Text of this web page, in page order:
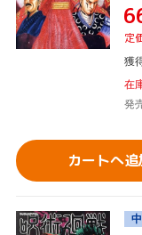
定
獲
在
発
カートへ追